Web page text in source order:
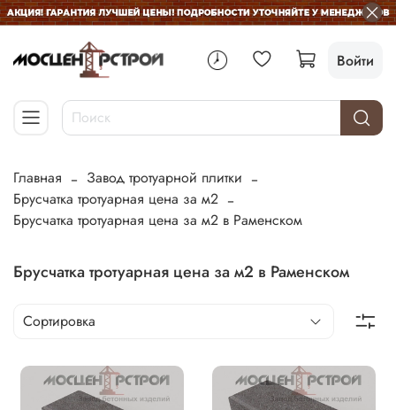
Войти
Главная
Завод тротуарной плитки
Брусчатка тротуарная цена за м2
Брусчатка тротуарная цена за м2 в Раменском
Брусчатка тротуарная цена за м2 в Раменском